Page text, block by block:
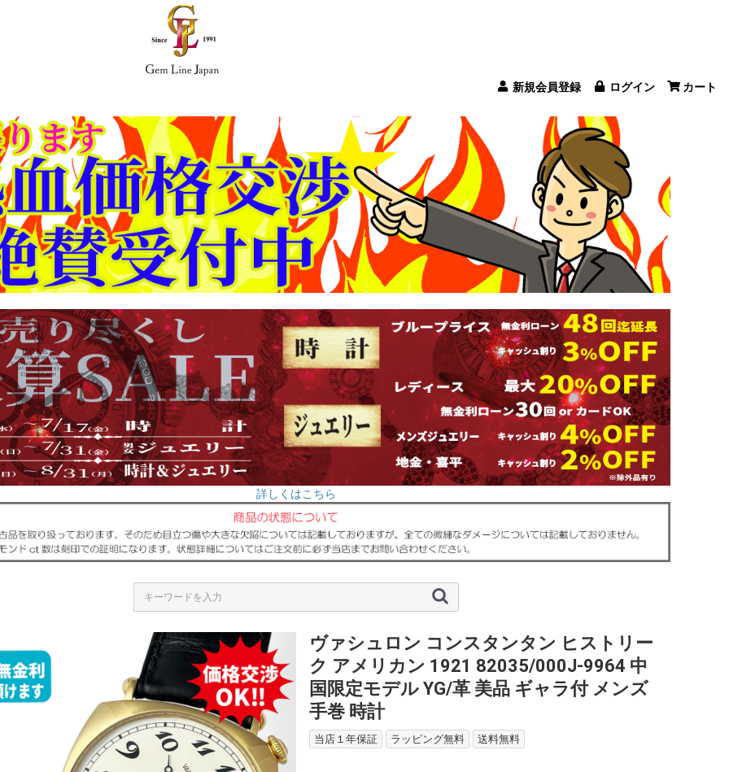
新規会員登録 ログイン カート
詳しくはこちら
ヴァシュロン コンスタンタン ヒストリー
ク アメリカン 1921 82035/000J-9964 中
国限定モデル YG/革 美品 ギャラ付 メンズ
手巻 時計
当店１年保証 ラッピング無料 送料無料